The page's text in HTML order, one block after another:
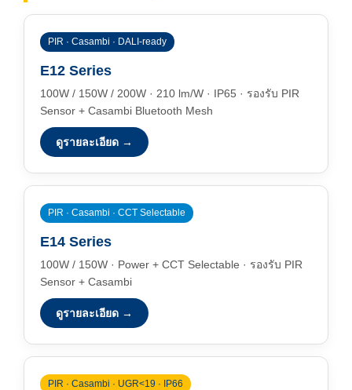
PIR · Casambi · DALI-ready
E12 Series
100W / 150W / 200W · 210 lm/W · IP65 · รองรับ PIR
Sensor + Casambi Bluetooth Mesh
ดูรายละเอียด →
PIR · Casambi · CCT Selectable
E14 Series
100W / 150W · Power + CCT Selectable · รองรับ PIR
Sensor + Casambi
ดูรายละเอียด →
PIR · Casambi · UGR<19 · IP66